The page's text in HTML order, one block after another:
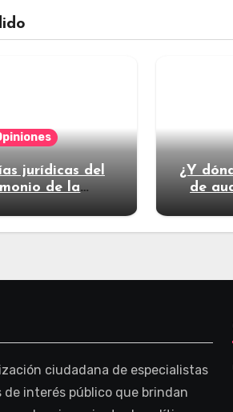
jurídicas del
de la
¿Y
de
ciudadana de especialistas
interés público que brindan